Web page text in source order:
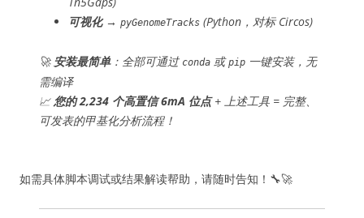
可视化→ pyGenomeTracks (Python，对标 Circos)
🚀 安装最简单：全部可通过 conda 或pip 一键安装，无
需编译
📈您的 2,234 个高置信 6mA 位点+ 上述工具 = 完整、
可发表的甲基化分析流程！
如需具体脚本调试或结果解读帮助，请随时告知！🔧🚀